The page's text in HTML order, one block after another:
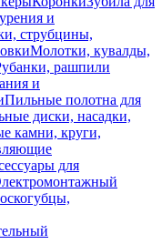
и
струбцины,
Молотки, кувалды,
рашпили
и
Пильные полотна для
диски, насадки,
камни, круги,
для